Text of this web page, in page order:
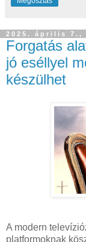
2025. április 7.,
Forgatás
jó eséllyel
készülhet
A modern
platformoknak